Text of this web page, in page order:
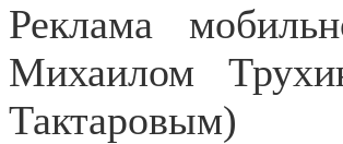
Реклама
Михаилом
Тактаровым)